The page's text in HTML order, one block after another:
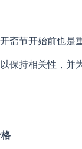
斋节开始前也是
保持相关性，并